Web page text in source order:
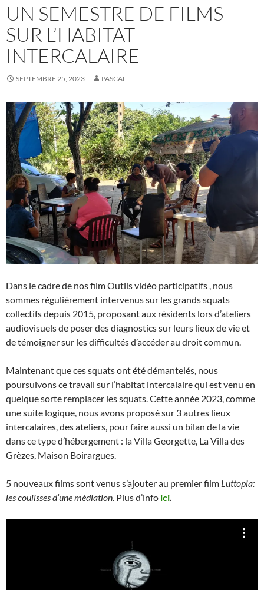
UN SEMESTRE DE FILMS
SUR L’HABITAT
INTERCALAIRE
SEPTEMBRE 25, 2023 PASCAL
Dans le cadre de nos film Outils vidéo participatifs , nous
sommes régulièrement intervenus sur les grands squats
collectifs depuis 2015, proposant aux résidents lors d’ateliers
audiovisuels de poser des diagnostics sur leurs lieux de vie et
de témoigner sur les difficultés d’accéder au droit commun.
Maintenant que ces squats ont été démantelés, nous
poursuivons ce travail sur l’habitat intercalaire qui est venu en
quelque sorte remplacer les squats. Cette année 2023, comme
une suite logique, nous avons proposé sur 3 autres lieux
intercalaires, des ateliers, pour faire aussi un bilan de la vie
dans ce type d’hébergement : la Villa Georgette, La Villa des
Grèzes, Maison Boirargues.
5 nouveaux films sont venus s’ajouter au premier film Luttopia:
les coulisses d’une médiation. Plus d’info ici.